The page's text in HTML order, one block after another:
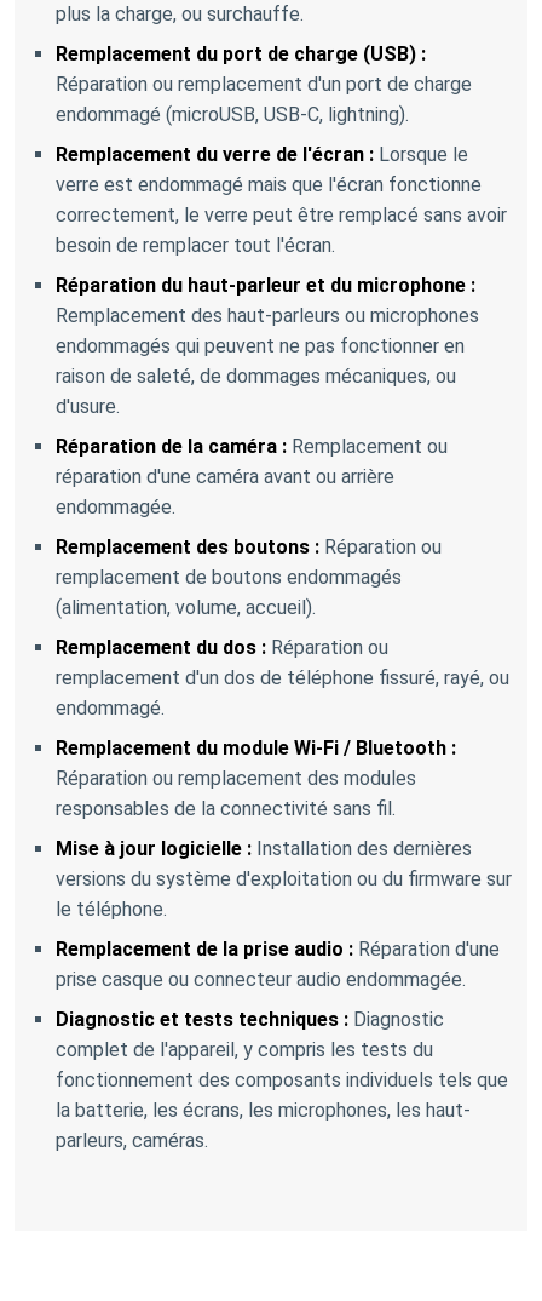
plus la charge, ou surchauffe.
Remplacement du port de charge (USB) :
Réparation ou remplacement d'un port de charge
endommagé (microUSB, USB-C, lightning).
Remplacement du verre de l'écran : Lorsque le
verre est endommagé mais que l'écran fonctionne
correctement, le verre peut être remplacé sans avoir
besoin de remplacer tout l'écran.
Réparation du haut-parleur et du microphone :
Remplacement des haut-parleurs ou microphones
endommagés qui peuvent ne pas fonctionner en
raison de saleté, de dommages mécaniques, ou
d'usure.
Réparation de la caméra : Remplacement ou
réparation d'une caméra avant ou arrière
endommagée.
Remplacement des boutons : Réparation ou
remplacement de boutons endommagés
(alimentation, volume, accueil).
Remplacement du dos : Réparation ou
remplacement d'un dos de téléphone fissuré, rayé, ou
endommagé.
Remplacement du module Wi-Fi / Bluetooth :
Réparation ou remplacement des modules
responsables de la connectivité sans fil.
Mise à jour logicielle : Installation des dernières
versions du système d'exploitation ou du firmware sur
le téléphone.
Remplacement de la prise audio : Réparation d'une
prise casque ou connecteur audio endommagée.
Diagnostic et tests techniques : Diagnostic
complet de l'appareil, y compris les tests du
fonctionnement des composants individuels tels que
la batterie, les écrans, les microphones, les haut-
parleurs, caméras.